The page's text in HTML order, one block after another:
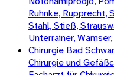
Ruhnke, Rupprecht,
Stahl, Stieß,
Unterrainer,
Chirurgie Bad
Chirurgie und